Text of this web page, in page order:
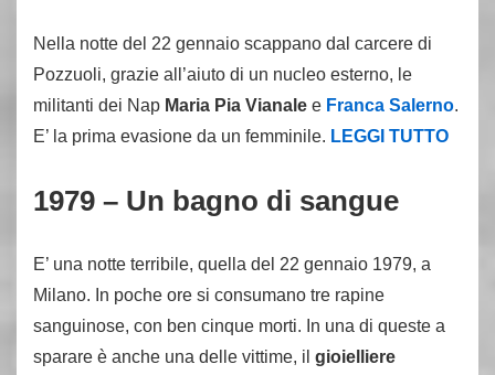
Nella notte del 22 gennaio scappano dal carcere di
Pozzuoli, grazie all’aiuto di un nucleo esterno, le
militanti dei Nap Maria Pia Vianale e Franca Salerno.
E’ la prima evasione da un femminile. LEGGI TUTTO
1979 – Un bagno di sangue
E’ una notte terribile, quella del 22 gennaio 1979, a
Milano. In poche ore si consumano tre rapine
sanguinose, con ben cinque morti. In una di queste a
sparare è anche una delle vittime, il gioielliere